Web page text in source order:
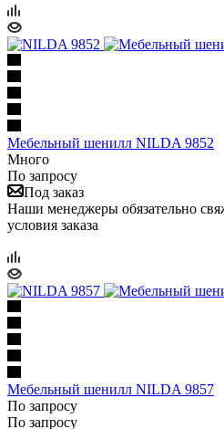
Мебельный шенилл NILDA 9852
Много
По запросу
Под заказ
Наши менеджеры обязательно
условия заказа
Мебельный шенилл NILDA 9857
По запросу
По запросу